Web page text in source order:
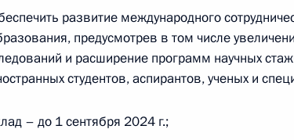
2024 года, 18:00 19 поручений
Чувашской Республики
развитие международного
предусмотрев в том числе
и расширение программ научных
студентов, аспирантов, ученых и
– до 1 сентября 2024 г.;